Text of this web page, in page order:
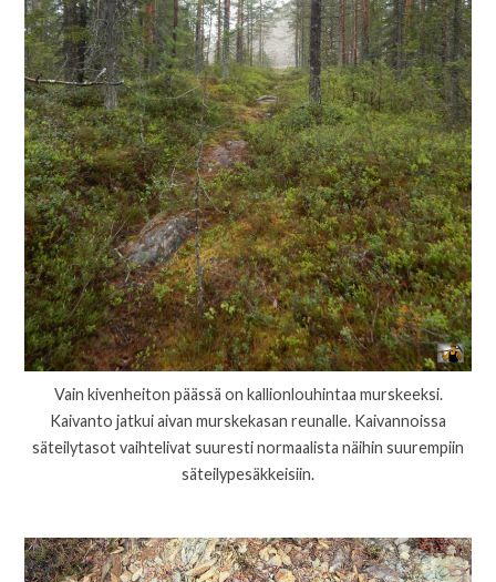
Vain kivenheiton päässä on kallionlouhintaa murskeeksi.
Kaivanto jatkui aivan murskekasan reunalle. Kaivannoissa
säteilytasot vaihtelivat suuresti normaalista näihin suurempiin
säteilypesäkkeisiin.